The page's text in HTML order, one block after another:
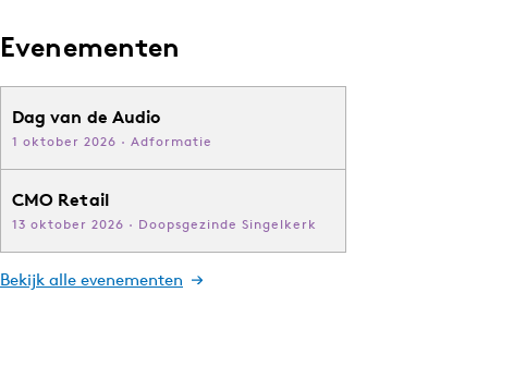
Evenementen
Dag van de Audio
1 oktober 2026 · Adformatie
CMO Retail
13 oktober 2026 · Doopsgezinde Singelkerk
Bekijk alle evenementen